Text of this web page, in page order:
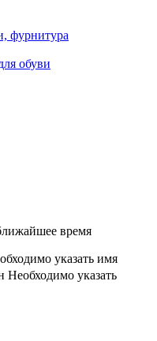
фурнитура
обуви
время
указать имя
Необходимо указать